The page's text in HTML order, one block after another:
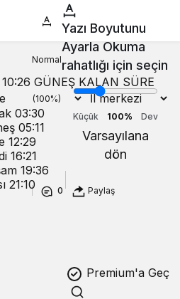
10:25 GÜNEŞ KALAN SÜRE
03:30
05:11
12:29
16:21
19:36
21:10
Premium'a Geç
Normal
(100%)
Yazı Boyutunu
Ayarla Okuma
rahatlığı için seçin
Küçük 100% Dev
Varsayılana
dön
0 Paylaş